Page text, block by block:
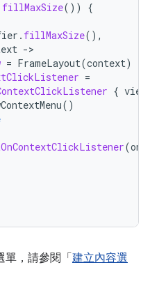
fillMaxSize())
{
. fillMaxSize(),
-
= FrameLayout(context)
=
{ view
()
(
，請參閱「 建立內容選